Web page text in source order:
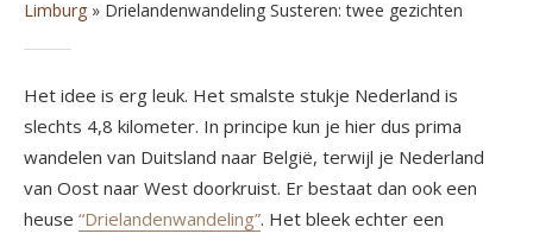
Limburg » Drielandenwandeling Susteren: twee gezichten
Het idee is erg leuk. Het smalste stukje Nederland is
slechts 4,8 kilometer. In principe kun je hier dus prima
wandelen van Duitsland naar België, terwijl je Nederland
van Oost naar West doorkruist. Er bestaat dan ook een
heuse “Drielandenwandeling”. Het bleek echter een